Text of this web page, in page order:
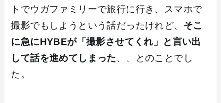
トでウガファミリーで旅行に行き、スマホで
撮影でもしようという話だったけれど、 そこ
に急にHYBEが「撮影させてくれ」と言い出
して話を進めてしまった、、とのことでし
た。